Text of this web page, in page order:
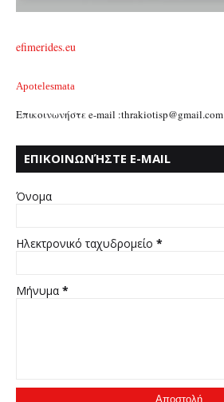
efimerides.eu
Apotelesmata
Επικοινωνήστε e-mail :thrakiotisp@gmail.com
ΕΠΙΚΟΙΝΩΝΉΣΤΕ E-MAIL
Όνομα
Ηλεκτρονικό ταχυδρομείο *
Μήνυμα *